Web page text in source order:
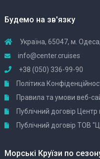
Будемо на зв'язку
Україна, 65047, м.
info@center.cruises
+38 (050) 336-99-90
Політика
Правила та умови веб-
Публічний договір Центр
Публічний договір ТОВ
Морські Круїзи по